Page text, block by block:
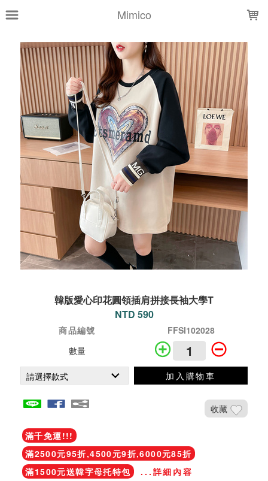
Mimico
韓版愛心印花圓領插肩拼接長袖大學T
NTD 590
商品編號
FFSI102028
數量
加入購物車
收藏
滿千免運!!!
滿2500元95折,4500元9折,6000元85折
滿1500元送韓字母托特包
...詳細內容